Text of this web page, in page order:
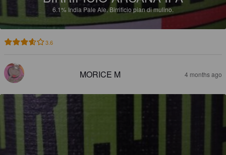
6.1% India Pale Ale.Birrificio pian di mulino.
3.6
MORICE M 4 months ago